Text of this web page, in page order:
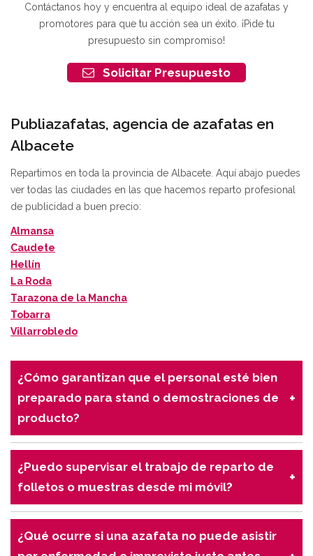
Contáctanos hoy y encuentra al equipo ideal de azafatas y
promotores para que tu acción sea un éxito. ¡Pide tu
presupuesto sin compromiso!
Solicitar Presupuesto
Publiazafatas, agencia de azafatas en
Albacete
Repartimos en toda la provincia de Albacete. Aquí abajo puedes
ver todas las ciudades en las que hacemos reparto profesional
de publicidad a buen precio:
Almansa
Caudete
Hellín
La Roda
Tarazona de la Mancha
Tobarra
Villarrobledo
¿Cómo garantizan que el personal esté bien
preparado para stand o demostraciones de
producto?
Seleccionamos profesionales con experiencia
técnica cuando lo requiere el evento, y ofrecemos
características correctamente y respondan dudas
del público.
¿Puedo supervisar el trabajo de reparto de
folletos o muestras desde mi móvil?
Sí, disponemos de geolocalización que permite ver
en tiempo real dónde están las azafatas y
¿Qué ocurre si una azafata no puede asistir